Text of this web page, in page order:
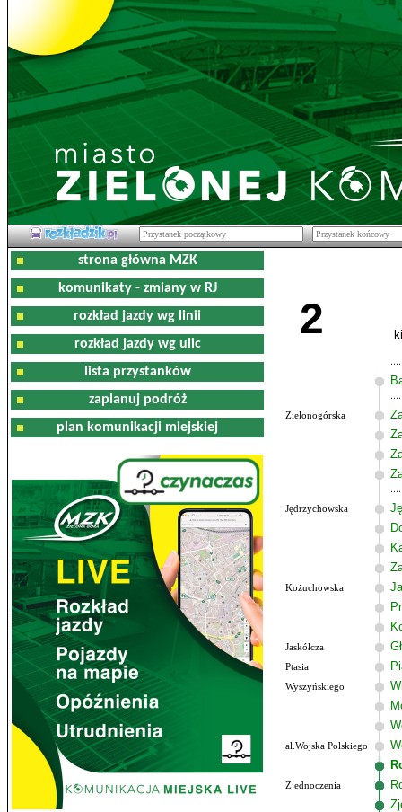
strona główna MZK
komunikaty - zmiany w RJ
rozkład jazdy wg linii
rozkład jazdy wg ulic
lista przystanków
zaplanuj podróż
plan komunikacji miejskiej
2
Zielonogórska
Jędrzychowska
Kożuchowska
Jaskółcza
Ptasia
Wyszyńskiego
al.Wojska Polskiego
Zjednoczenia